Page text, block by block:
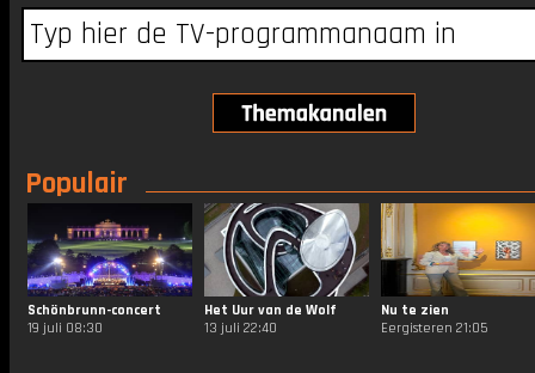
Populair
Schönbrunn-concert
19 juli 08:30
Het Uur van de Wolf
13 juli 22:40
Nu te zien
Eergisteren 21:05